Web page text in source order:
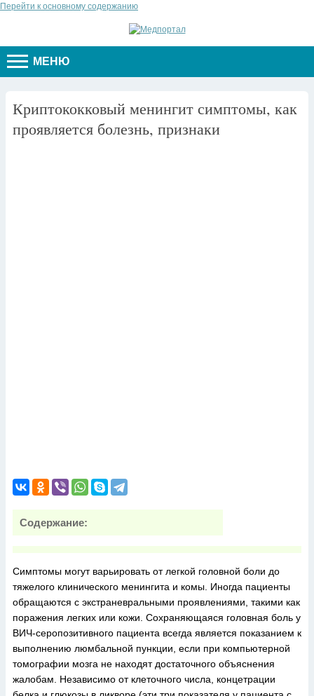
Перейти к основному содержанию
МЕНЮ
Криптококковый менингит симптомы, как
проявляется болезнь, признаки
Содержание:
Симптомы могут варьировать от легкой головной боли до
тяжелого клинического менингита и комы. Иногда пациенты
обращаются с экстраневральными проявлениями, такими как
поражения легких или кожи. Сохраняющаяся головная боль у
ВИЧ-серопозитивного пациента всегда является показанием к
выполнению люмбальной пункции, если при компьютерной
томографии мозга не находят достаточного объяснения
жалобам. Независимо от клеточного числа, концетрации